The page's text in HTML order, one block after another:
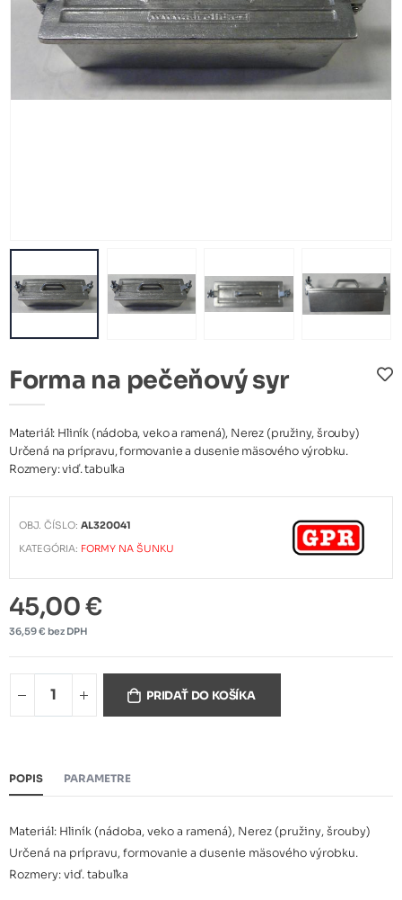
Forma na pečeňový syr
Materiál: Hliník (nádoba, veko a ramená), Nerez (pružiny, šrouby)
Určená na prípravu, formovanie a dusenie mäsového výrobku.
Rozmery: viď. tabuľka
OBJ. ČÍSLO:AL320041
KATEGÓRIA: FORMY NA ŠUNKU
45,00 €
36,59 € bez DPH
PRIDAŤ DO KOŠÍKA
POPIS PARAMETRE
Materiál: Hliník (nádoba, veko a ramená), Nerez (pružiny, šrouby)
Určená na prípravu, formovanie a dusenie mäsového výrobku.
Rozmery: viď. tabuľka